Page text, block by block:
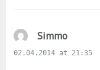
Simmos
a
02.04.2014 at 21:35